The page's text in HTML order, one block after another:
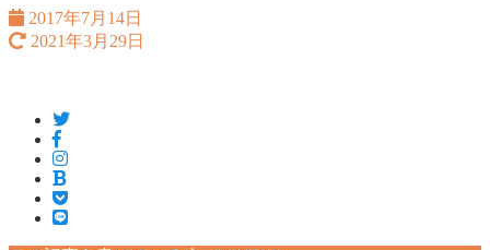
2017年7月14日
2021年3月29日